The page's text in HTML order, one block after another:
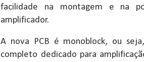
facilidade na montagem e na
amplificador.
A nova PCB é monoblock, ou
completo dedicado para